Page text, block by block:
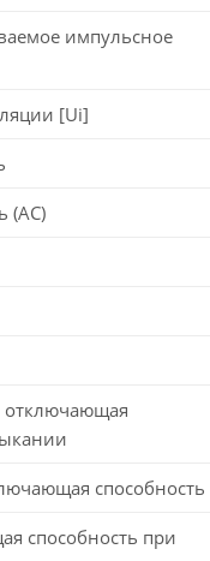
импульсное
[Ui]
(AC)
отключающая
способность
способность при